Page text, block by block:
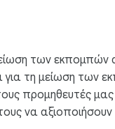
των εκπομπών
για τη μείωση των
προμηθευτές
να